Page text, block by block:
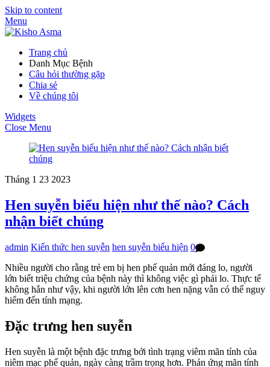
Skip to content
Menu
Trang chủ
Danh Mục Bệnh
Câu hỏi thường gặp
Chia sẻ
Về chúng tôi
Widgets
Close Menu
Tháng 1 23 2023
Hen suyễn biểu hiện như thế nào? Cách
nhận biết chúng
admin Kiến thức hen suyễn hen suyễn biểu hiện 0
Nhiều người cho rằng trẻ em bị hen phế quản mới đáng lo, người
lớn biết triệu chứng của bệnh này thì không việc gì phải lo. Thực tế
không hẳn như vậy, khi người lớn lên cơn hen nặng vẫn có thể nguy
hiểm đến tính mạng.
Đặc trưng hen suyễn
Hen suyễn là một bệnh đặc trưng bởi tình trạng viêm mãn tính của
niêm mạc phế quản, ngày càng trầm trọng hơn. Phản ứng mãn tính